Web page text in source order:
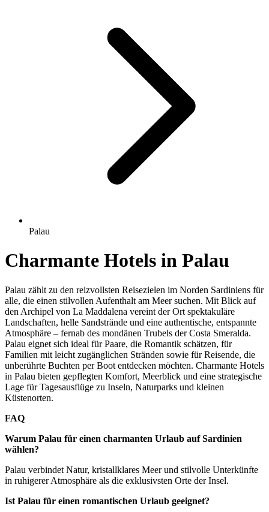
Palau
Charmante Hotels in Palau
Palau zählt zu den reizvollsten Reisezielen im Norden Sardiniens für
alle, die einen stilvollen Aufenthalt am Meer suchen. Mit Blick auf
den Archipel von La Maddalena vereint der Ort spektakuläre
Landschaften, helle Sandstrände und eine authentische, entspannte
Atmosphäre – fernab des mondänen Trubels der Costa Smeralda.
Palau eignet sich ideal für Paare, die Romantik schätzen, für
Familien mit leicht zugänglichen Stränden sowie für Reisende, die
unberührte Buchten per Boot entdecken möchten. Charmante Hotels
in Palau bieten gepflegten Komfort, Meerblick und eine strategische
Lage für Tagesausflüge zu Inseln, Naturparks und kleinen
Küstenorten.
FAQ
Warum Palau für einen charmanten Urlaub auf Sardinien
wählen?
Palau verbindet Natur, kristallklares Meer und stilvolle Unterkünfte
in ruhigerer Atmosphäre als die exklusivsten Orte der Insel.
Ist Palau für einen romantischen Urlaub geeignet?